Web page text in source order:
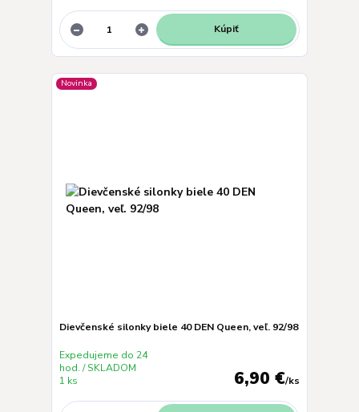
Kúpiť
Novinka
Dievčenské silonky biele 40 DEN Queen, veľ. 92/98
6,90 €/ks
Expedujeme do 24
hod. / SKLADOM
1 ks